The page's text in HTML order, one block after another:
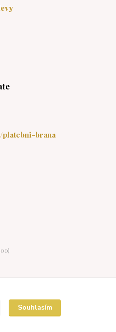
platebni-brana
Souhlasím